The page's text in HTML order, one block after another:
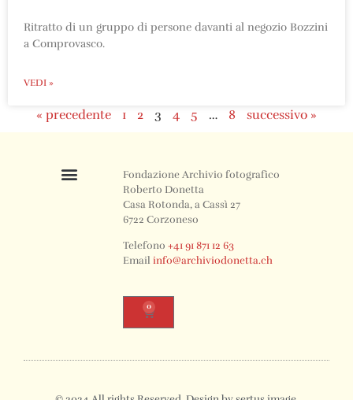
Ritratto di un gruppo di persone davanti al negozio Bozzini
a Comprovasco.
VEDI »
« precedente 1 2 3 4 5 … 8 successivo »
Fondazione Archivio fotografico
Roberto Donetta
Casa Rotonda, a Cassì 27
6722 Corzoneso
Telefono+41 91 871 12 63
Emailinfo@archiviodonetta.ch
0